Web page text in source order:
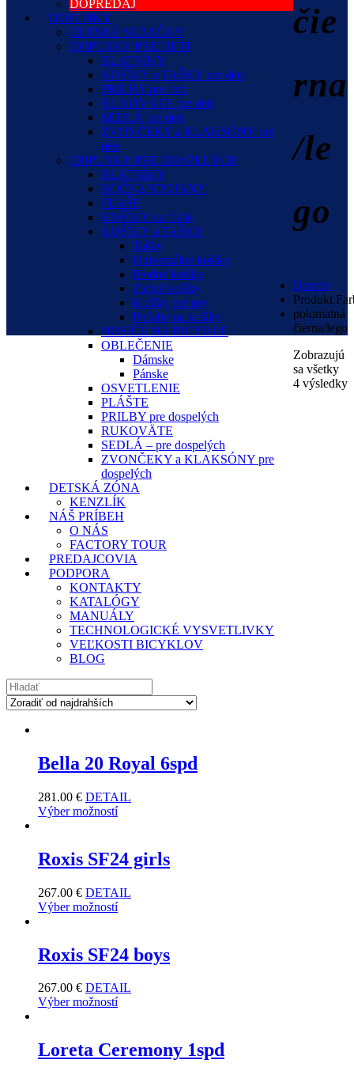
DOPREDAJ
DOPLNKY
DETSKÉ SEDAČKY
DOPLNKY PRE DETI
BLATNÍKY
KOŠÍKY a TAŠKY pre deti
PRILBY pre deti
RUKOVÄTE pre deti
SEDLÁ pre deti
ZVONČEKY a KLAKSÓNY pre
deti
DOPLNKY PRE DOSPELÝCH
BLATNÍKY
BOČNÉ STOJANY
FĽAŠE
KOŠÍKY na fľaše
KOŠÍKY a TAŠKY
Tašky
Univerzálne košíky
Predné košíky
Zadné košíky
Košíky pre psy
Poťahy na košíky
NOSIČE NA BICYKLE
OBLEČENIE
Dámske
Pánske
OSVETLENIE
PLÁŠTE
PRILBY pre dospelých
RUKOVÄTE
SEDLÁ – pre dospelých
ZVONČEKY a KLAKSÓNY pre
dospelých
DETSKÁ ZÓNA
KENZLÍK
NÁŠ PRÍBEH
O NÁS
FACTORY TOUR
PREDAJCOVIA
PODPORA
KONTAKTY
KATALÓGY
MANUÁLY
TECHNOLOGICKÉ VYSVETLIVKY
VEĽKOSTI BICYKLOV
BLOG
čie
rna
/le
go
Domov
Produkt
polomatná
čierna/lego
Zobrazujú
sa všetky
4 výsledky
Bella 20 Royal 6spd
281.00 € DETAIL
Výber možností
Roxis SF24 girls
267.00 € DETAIL
Výber možností
Roxis SF24 boys
267.00 € DETAIL
Výber možností
Loreta Ceremony 1spd